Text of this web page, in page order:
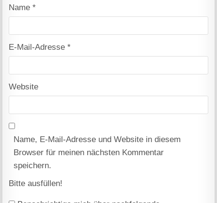
Name*
E-Mail-Adresse*
Website
Name, E-Mail-Adresse und Website in diesem
Browser für meinen nächsten Kommentar
speichern.
Bitte ausfüllen!